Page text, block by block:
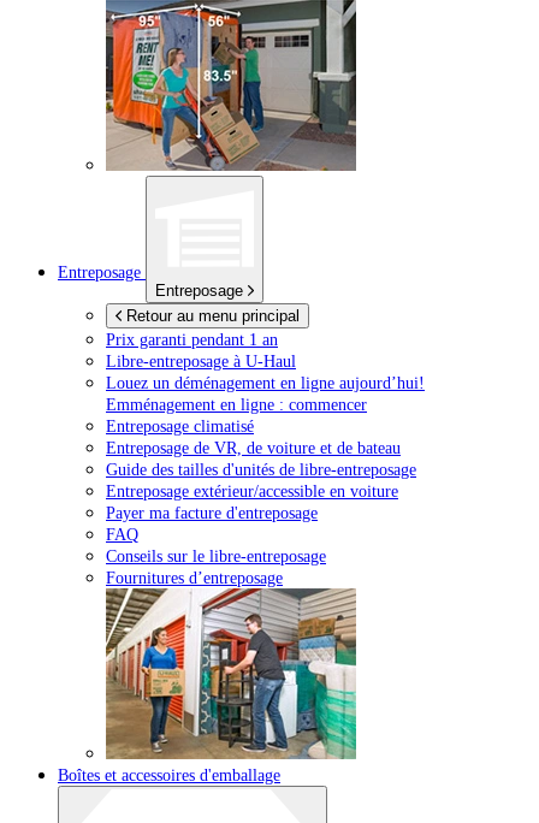
Entreposage
Entreposage
Retour au menu principal
Prix garanti pendant 1 an
Libre-entreposage à U-Haul
Louez un déménagement en ligne aujourd’hui!
Emménagement en ligne : commencer
Entreposage climatisé
Entreposage de VR, de voiture et de bateau
Guide des tailles d'unités de libre-entreposage
Entreposage extérieur/accessible en voiture
Payer ma facture d'entreposage
FAQ
Conseils sur le libre-entreposage
Fournitures d’entreposage
Boîtes et accessoires d'emballage